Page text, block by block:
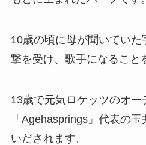
10歳の頃に母が聞いてい
撃を受け、歌手になること
13歳で元気ロケッツのオー
「Agehasprings」代表の
いだされます。